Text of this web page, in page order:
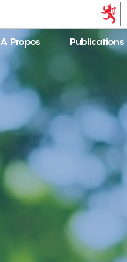
A Propos Publications